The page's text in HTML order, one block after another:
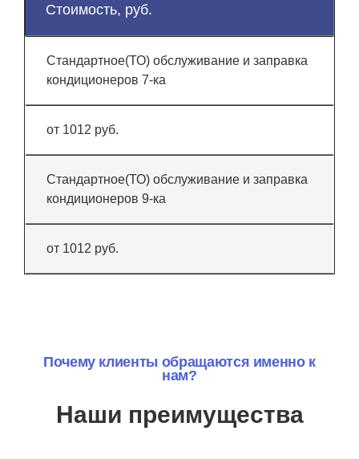
Стоимость, руб.
Стандартное(ТО) обслуживание и заправка
кондиционеров 7-ка
от 1012 руб.
Стандартное(ТО) обслуживание и заправка
кондиционеров 9-ка
от 1012 руб.
Почему клиенты обращаются именно к
нам?
Наши преимущества